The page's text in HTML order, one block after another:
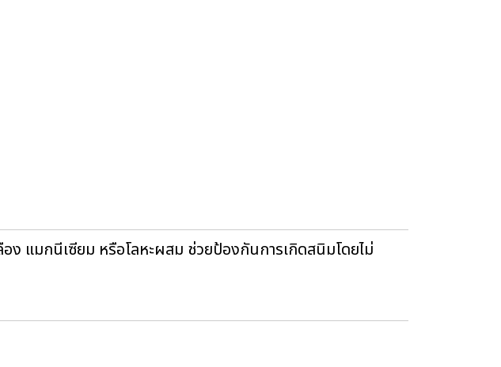
แมกนีเซียม หรือโลหะผสม ช่วยป้องกันการเกิดสนิมโดยไม่